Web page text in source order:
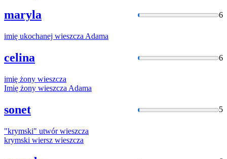
maryla 6
imię ukochanej wieszcza Adama
celina 6
imię żony wieszcza
Imię żony wieszcza Adama
sonet 5
"krymski" utwórwieszcza
krymski wiersz wieszcza